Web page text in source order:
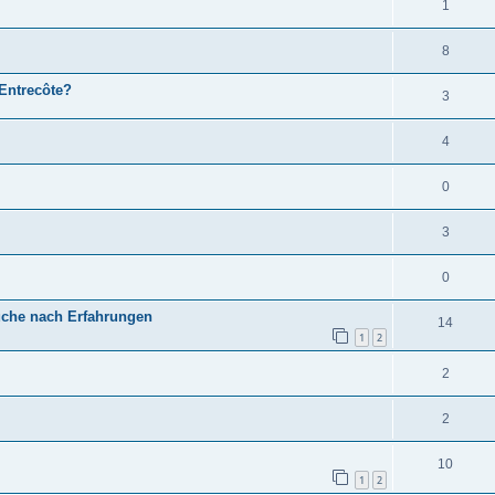
1
8
3
4
0
3
0
nach Erfahrungen
1 2
14
2
2
1 2
10